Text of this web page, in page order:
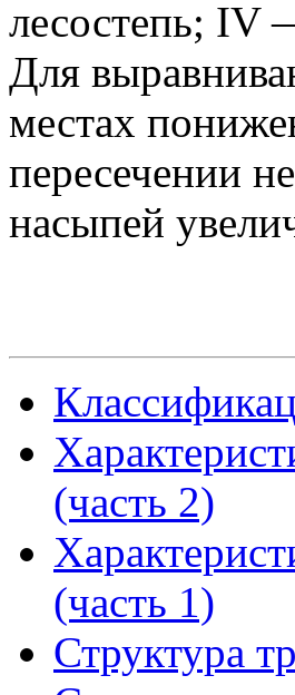
лесостепь; IV
Для
местах
пересечении
насыпей
(часть 2)
(часть 1)
Структура